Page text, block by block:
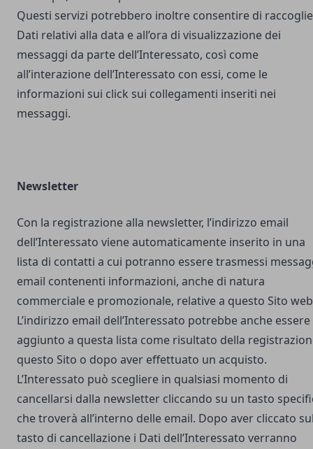
Questi servizi potrebbero inoltre consentire di
Dati relativi alla data e all’ora di visualizzazione dei
messaggi da parte dell’Interessato, così come
all’interazione dell’Interessato con essi, come le
informazioni sui click sui collegamenti inseriti nei
messaggi.
Newsletter
Con la registrazione alla newsletter, l’indirizzo email
dell’Interessato viene automaticamente inserito in una
lista di contatti a cui potranno essere trasmessi
email contenenti informazioni, anche di natura
commerciale e promozionale, relative a questo Sito
L’indirizzo email dell’Interessato potrebbe anche essere
aggiunto a questa lista come risultato della
questo Sito o dopo aver effettuato un acquisto.
L’Interessato può scegliere in qualsiasi momento di
cancellarsi dalla newsletter cliccando su un tasto
che troverà all’interno delle email. Dopo aver cliccato
tasto di cancellazione i Dati dell’Interessato verranno